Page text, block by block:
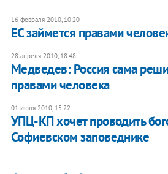
16 февраля 2010, 10:20
ЕС займется правами
28 апреля 2010, 18:48
Медведев: Россия сама
правами человека
01 июля 2010, 15:22
УПЦ-КП хочет проводить
Софиевском заповеднике